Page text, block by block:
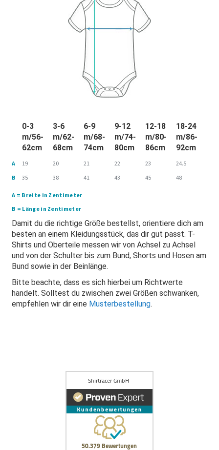
0-3
m/56-
62cm
3-6
m/62-
68cm
6-9
m/68-
74cm
9-12
m/74-
80cm
12-18
m/80-
86cm
18-24
m/86-
92cm
A 19 20 21 22 23
24.5
B
35 38 41 43 45 48
A = Breite in Zentimeter
B = Länge in Zentimeter
Damit du die richtige Größe bestellst, orientiere dich am
besten an einem Kleidungsstück, das dir gut passt. T-
Shirts und Oberteile messen wir von Achsel zu Achsel
und von der Schulter bis zum Bund, Shorts und Hosen am
Bund sowie in der Beinlänge.
Bitte beachte, dass es sich hierbei um Richtwerte
handelt. Solltest du zwischen zwei Größen schwanken,
empfehlen wir dir eine Musterbestellung.